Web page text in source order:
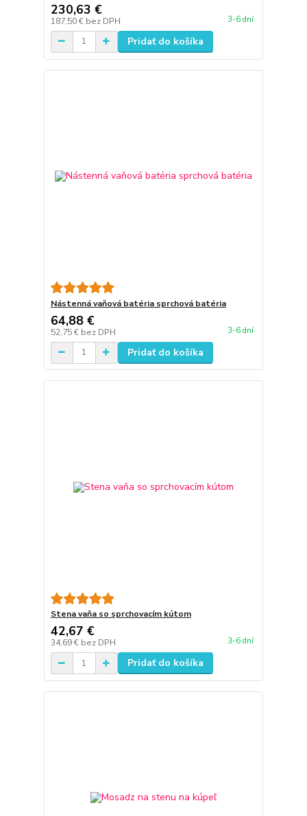
230,63 €
187,50 € bez DPH 3-6 dní
Pridať do košíka
Nástenná vaňová batéria sprchová batéria
64,88 €
52,75 € bez DPH 3-6 dní
Pridať do košíka
Stena vaňa so sprchovacím kútom
42,67 €
34,69 € bez DPH 3-6 dní
Pridať do košíka